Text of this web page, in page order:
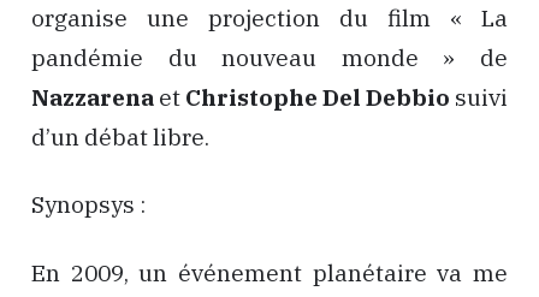
organise une projection du film « La
pandémie du nouveau monde » de
Nazzarena et Christophe Del Debbio suivi
d’un débat libre.
Synopsys :
En 2009, un événement planétaire va me